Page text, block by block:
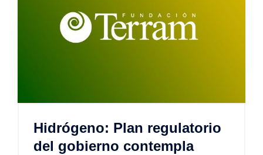
Hidrógeno: Plan regulatorio
del gobierno contempla